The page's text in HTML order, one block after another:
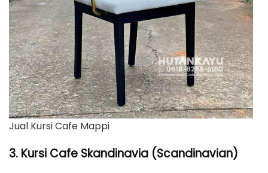
Jual Kursi Cafe Mappi
3. Kursi Cafe Skandinavia (Scandinavian)